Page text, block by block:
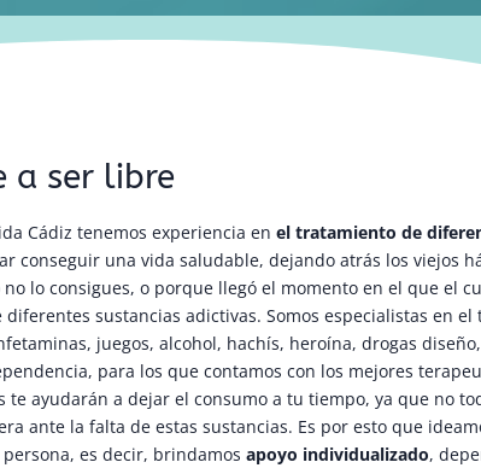
a ser libre
Cádiz tenemos experiencia en el tratamiento de
conseguir una vida saludable, dejando atrás los viejos
lo consigues, o porque llegó el momento en el que el
sustancias adictivas. Somos especialistas en
juegos, alcohol, hachís, heroína, drogas
para los que contamos con los mejores
te ayudarán a dejar el consumo a tu tiempo, ya que no
ante la falta de estas sustancias. Es por esto que
persona, es decir, brindamosapoyo individualizado,